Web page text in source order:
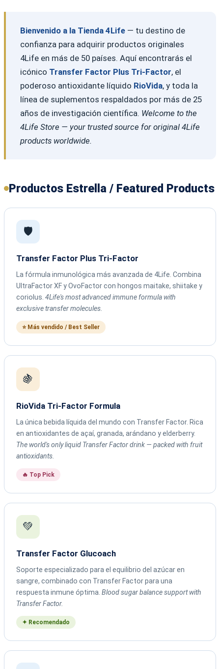
Bienvenido a la Tienda 4Life— tu destino de
confianza para adquirir productos originales
4Life en más de 50 países. Aquí encontrarás el
icónico Transfer Factor Plus Tri-Factor, el
poderoso antioxidante líquido RioVida, y toda la
línea de suplementos respaldados por más de 25
años de investigación científica. Welcome to the
4Life Store — your trusted source for original 4Life
products worldwide.
Productos Estrella / Featured Products
🛡️
Transfer Factor Plus Tri-Factor
La fórmula inmunológica más avanzada de 4Life. Combina
UltraFactor XF y OvoFactor con hongos maitake, shiitake y
coriolus. 4Life's most advanced immune formula with
exclusive transfer molecules.
⭐ Más vendido / Best Seller
🍇
RioVida Tri-Factor Formula
La única bebida líquida del mundo con Transfer Factor. Rica
en antioxidantes de açaí, granada, arándano y elderberry.
The world's only liquid Transfer Factor drink — packed with fruit
antioxidants.
🔥 Top Pick
💚
Transfer Factor Glucoach
Soporte especializado para el equilibrio del azúcar en
sangre, combinado con Transfer Factor para una
respuesta inmune óptima. Blood sugar balance support with
Transfer Factor.
✦ Recomendado